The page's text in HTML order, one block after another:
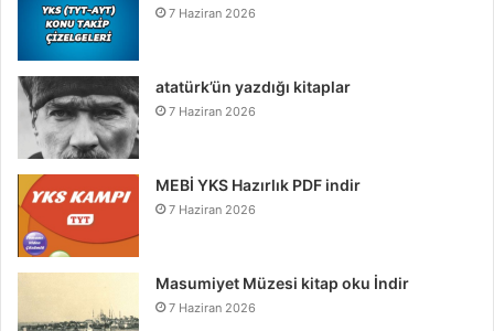
7 Haziran 2026
atatürk’ün yazdığı kitaplar
7 Haziran 2026
MEBİ YKS Hazırlık PDF indir
7 Haziran 2026
Masumiyet Müzesi kitap oku İndir
7 Haziran 2026